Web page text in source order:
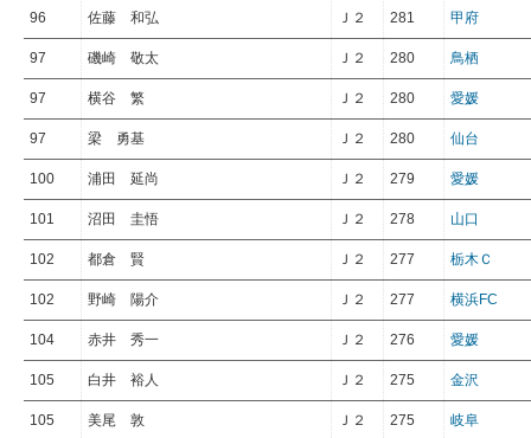
96 佐藤 和弘 Ｊ２ 281 甲府
97 磯崎 敬太 Ｊ２ 280 鳥栖
97 横谷 繁 Ｊ２ 280 愛媛
97 梁 勇基 Ｊ２ 280 仙台
100 浦田 延尚 Ｊ２ 279 愛媛
101 沼田 圭悟 Ｊ２ 278 山口
102 都倉 賢 Ｊ２ 277 栃木Ｃ
102 野崎 陽介 Ｊ２ 277 横浜FC
104 赤井 秀一 Ｊ２ 276 愛媛
105 白井 裕人 Ｊ２ 275 金沢
105 美尾 敦 Ｊ２ 275 岐阜